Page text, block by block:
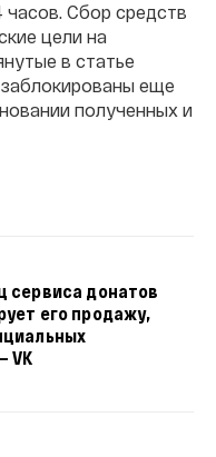
часов. Сбор средств
цели на
в статье
еще
полученных и
сервиса донатов
его продажу,
VK